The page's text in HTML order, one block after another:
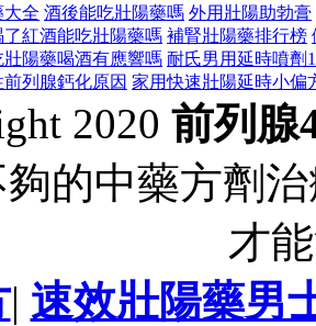
大全 酒後能吃壯陽藥嗎 外用壯陽助勃膏
了紅酒能吃壯陽藥嗎 補腎壯陽藥排行榜
壯陽藥喝酒有應響嗎 耐氏男用延時噴劑
前列腺鈣化原因 家用快速壯陽延時小偏
2020 前列腺
的中藥方劑
才
| 速效壯陽藥男